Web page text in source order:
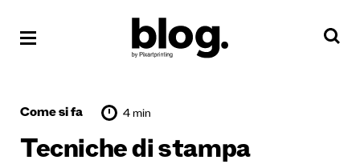
Come si fa 4 min
Tecniche di stampa